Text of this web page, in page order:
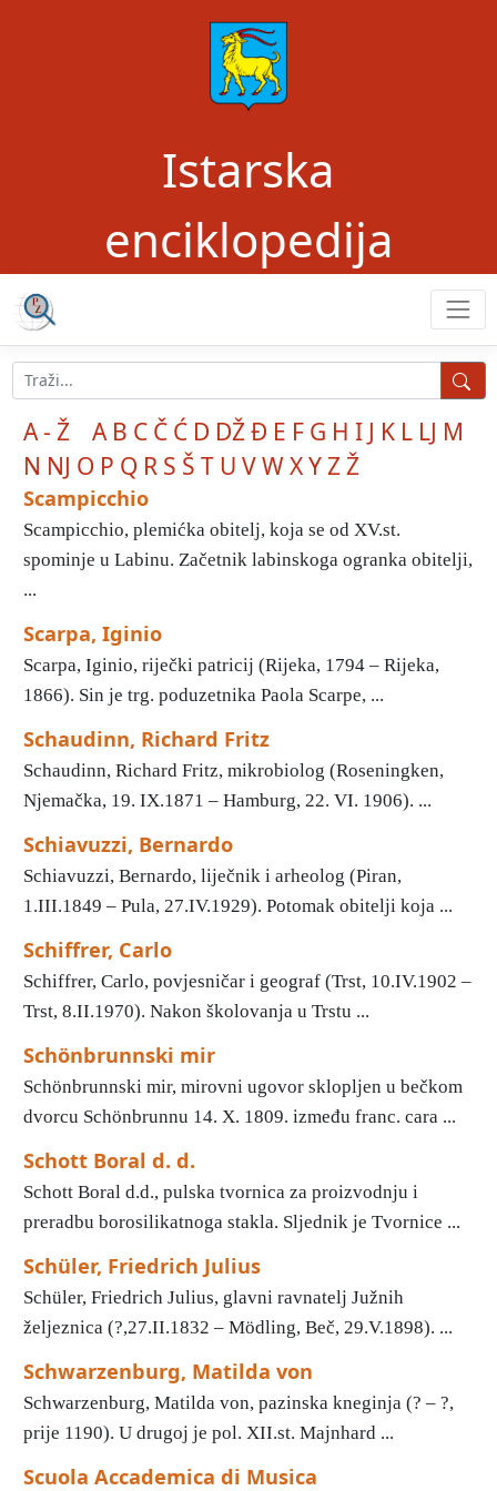
Istarska
enciklopedija
A - Ž A B C Č Ć D DŽĐ E F G H I J K L LJ M
N NJ O P Q R S Š T U VWXYZŽ
Scampicchio
Scampicchio, plemićka obitelj, koja se od XV.st.
spominje u Labinu. Začetnik labinskoga ogranka obitelji,
...
Scarpa, Iginio
Scarpa, Iginio, riječki patricij (Rijeka, 1794 – Rijeka,
1866). Sin je trg. poduzetnika Paola Scarpe, ...
Schaudinn, Richard Fritz
Schaudinn, Richard Fritz, mikrobiolog (Roseningken,
Njemačka, 19. IX.1871 – Hamburg, 22. VI. 1906). ...
Schiavuzzi, Bernardo
Schiavuzzi, Bernardo, liječnik i arheolog (Piran,
1.III.1849 – Pula, 27.IV.1929). Potomak obitelji koja ...
Schiffrer, Carlo
Schiffrer, Carlo, povjesničar i geograf (Trst, 10.IV.1902 –
Trst, 8.II.1970). Nakon školovanja u Trstu ...
Schönbrunnski mir
Schönbrunnski mir, mirovni ugovor sklopljen u bečkom
dvorcu Schönbrunnu 14. X. 1809. između franc. cara ...
Schott Boral d. d.
Schott Boral d.d., pulska tvornica za proizvodnju i
preradbu borosilikatnoga stakla. Sljednik je Tvornice ...
Schüler, Friedrich Julius
Schüler, Friedrich Julius, glavni ravnatelj Južnih
željeznica (?,27.II.1832 – Mödling, Beč, 29.V.1898). ...
Schwarzenburg, Matilda von
Schwarzenburg, Matilda von, pazinska kneginja (? – ?,
prije 1190). U drugoj je pol. XII.st. Majnhard ...
Scuola Accademica di Musica